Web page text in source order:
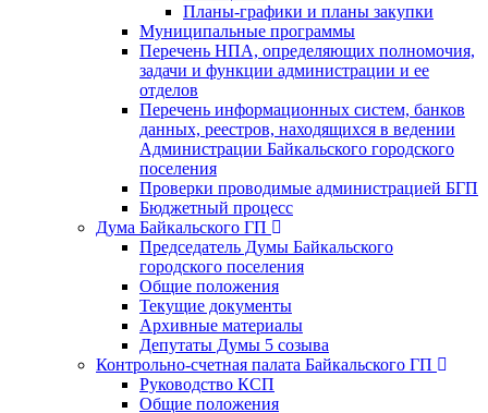
Планы-графики и планы закупки
Муниципальные программы
Перечень НПА, определяющих полномочия,
задачи и функции администрации и ее
отделов
Перечень информационных систем, банков
данных, реестров, находящихся в ведении
Администрации Байкальского городского
поселения
Проверки проводимые администрацией БГП
Бюджетный процесс
Дума Байкальского ГП
Председатель Думы Байкальского
городского поселения
Общие положения
Текущие документы
Архивные материалы
Депутаты Думы 5 созыва
Контрольно-счетная палата Байкальского ГП
Руководство КСП
Общие положения